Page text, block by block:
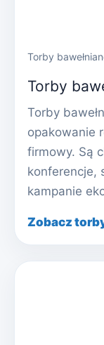
Torby
Torby
Torby
opakowanie
firmowy. Są
konferencje,
kampanie
Zobacz